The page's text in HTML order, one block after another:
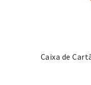
Caixa de